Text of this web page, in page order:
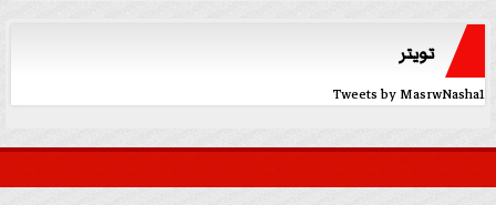
تويتر
Tweets by MasrwNasha1